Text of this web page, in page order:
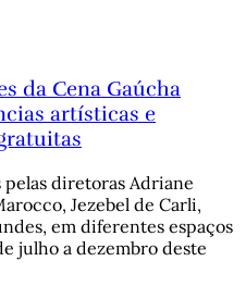
da Cena Gaúcha
artísticas e
pelas diretoras Adriane
Jezebel de Carli,
em diferentes espaços
julho a dezembro deste